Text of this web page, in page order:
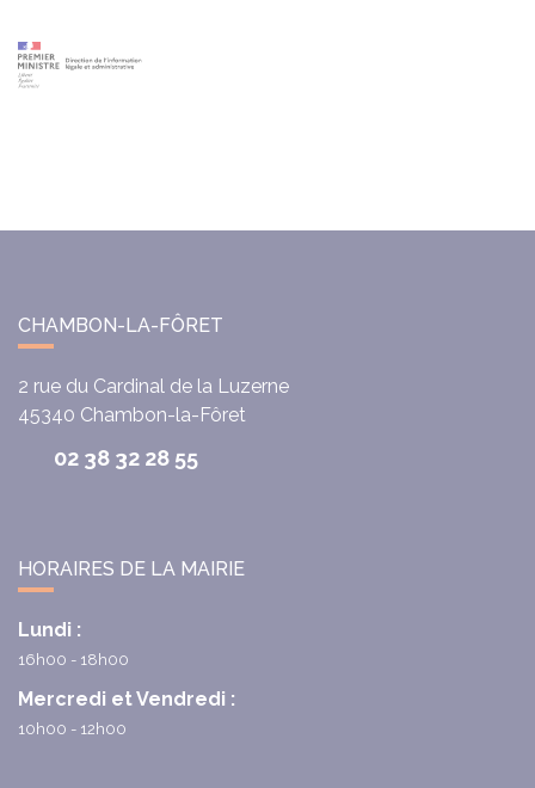
CHAMBON-LA-FÔRET
2 rue du Cardinal de la Luzerne
45340 Chambon-la-Fôret
02 38 32 28 55
HORAIRES DE LA MAIRIE
Lundi :
16h00 - 18h00
Mercredi et Vendredi :
10h00 - 12h00